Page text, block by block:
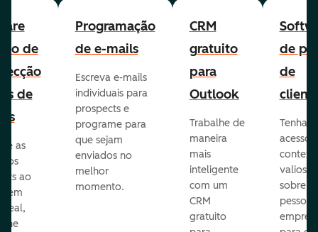
de
de
as
ao
em
real,
Programação
de e-mails
Escreva e-mails
individuais para
prospects e
programe para
que sejam
enviados no
melhor
momento.
CRM
gratuito
para
Outlook
Trabalhe de
maneira
mais
inteligente
com um
CRM
gratuito
de
de
Tenha
acesso
valioso
sobre as